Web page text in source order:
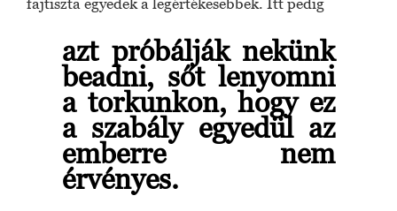
fajtiszta egyedek a legértékesebbek. Itt pedig
azt próbálják nekünk
beadni, sőt lenyomni
a torkunkon, hogy ez
a szabály egyedül az
emberre nem
érvényes.